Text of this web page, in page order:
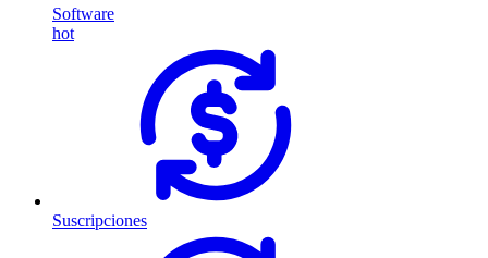
Software
hot
Suscripciones